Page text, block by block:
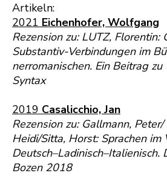
Artikeln:
2021 Eichenhofer, Wolfgang
Rezension zu: LUTZ, Florentin:
Substantiv-Verbindungen im
nerromanischen. Ein Beitrag
Syntax
2019 Casalicchio, Jan
Rezension zu: Gallmann,
Heidi/Sitta, Horst: Sprachen im
Deutsch–Ladinisch–Italienisch.
Bozen 2018